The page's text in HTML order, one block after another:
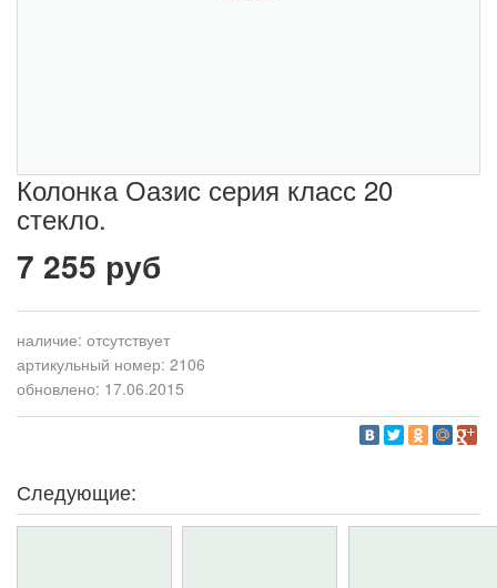
Колонка Оазис серия класс 20
стекло.
7 255 руб
наличие: отсутствует
артикульный номер: 2106
обновлено: 17.06.2015
Следующие: